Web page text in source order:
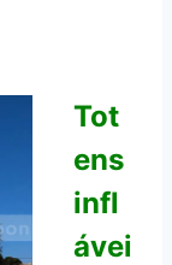
Tot
ens
infl
ávei